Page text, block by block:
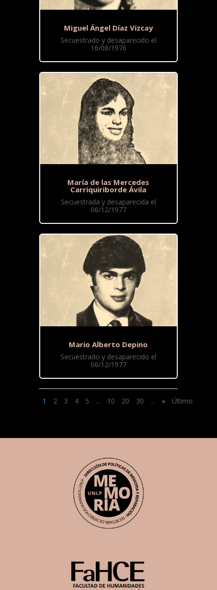
Miguel Ángel Díaz Vizcay
Secuestrado y desaparecido el
16/08/1976
María de las Mercedes
Carriquiriborde Ávila
Secuestrada y desaparecida el
06/12/1977
Mario Alberto Depino
Secuestrado y desaparecido el
06/12/1977
1 2 3 4 5 ... 10 20 30 ... » Último